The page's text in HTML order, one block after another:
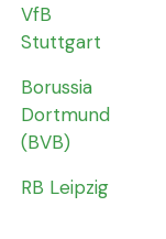
VfB
Stuttgart
Borussia
Dortmund
(BVB)
RB Leipzig